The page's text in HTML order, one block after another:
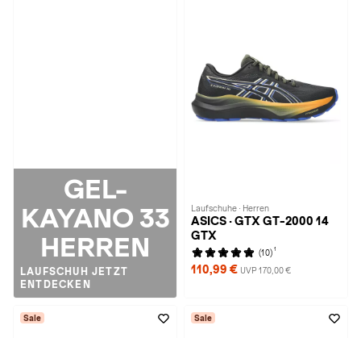
GEL-
KAYANO 33
HERREN
LAUFSCHUH JETZT
ENTDECKEN
Laufschuhe · Herren
ASICS · GTX GT-2000 14
GTX
(10) 1
110,99 € UVP 170,00 €
Sale Sale